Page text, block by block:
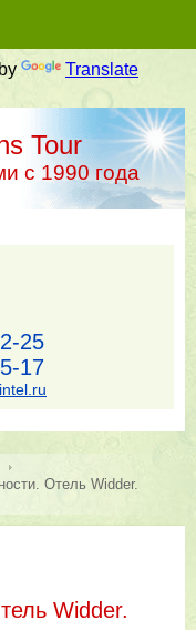
Translate
Tour
с 1990 года
25
17
Отель Widder.
Widder.